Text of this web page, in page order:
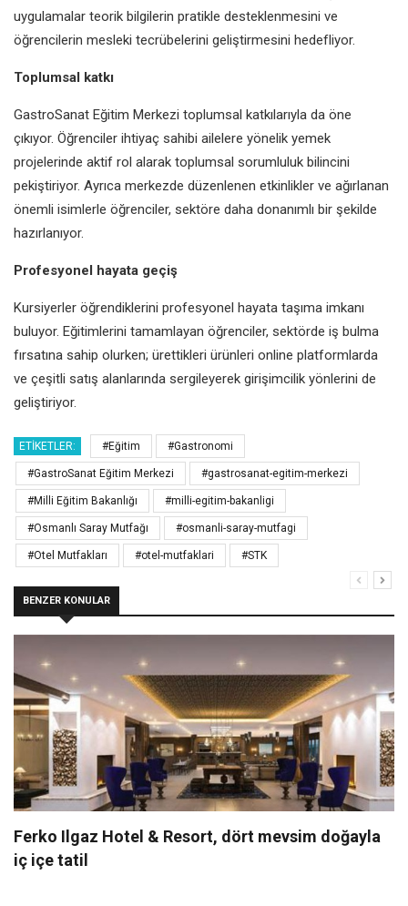
uygulamalar teorik bilgilerin pratikle desteklenmesini ve
öğrencilerin mesleki tecrübelerini geliştirmesini hedefliyor.
Toplumsal katkı
GastroSanat Eğitim Merkezi toplumsal katkılarıyla da öne
çıkıyor. Öğrenciler ihtiyaç sahibi ailelere yönelik yemek
projelerinde aktif rol alarak toplumsal sorumluluk bilincini
pekiştiriyor. Ayrıca merkezde düzenlenen etkinlikler ve ağırlanan
önemli isimlerle öğrenciler, sektöre daha donanımlı bir şekilde
hazırlanıyor.
Profesyonel hayata geçiş
Kursiyerler öğrendiklerini profesyonel hayata taşıma imkanı
buluyor. Eğitimlerini tamamlayan öğrenciler, sektörde iş bulma
fırsatına sahip olurken; ürettikleri ürünleri online platformlarda
ve çeşitli satış alanlarında sergileyerek girişimcilik yönlerini de
geliştiriyor.
ETIKETLER: #Eğitim #Gastronomi
#GastroSanat Eğitim Merkezi #gastrosanat-egitim-merkezi
#Milli Eğitim Bakanlığı #milli-egitim-bakanligi
#Osmanlı Saray Mutfağı #osmanli-saray-mutfagi
#Otel Mutfakları #otel-mutfaklari #STK
BENZER KONULAR
Ferko Ilgaz Hotel & Resort, dört mevsim doğayla
iç içe tatil